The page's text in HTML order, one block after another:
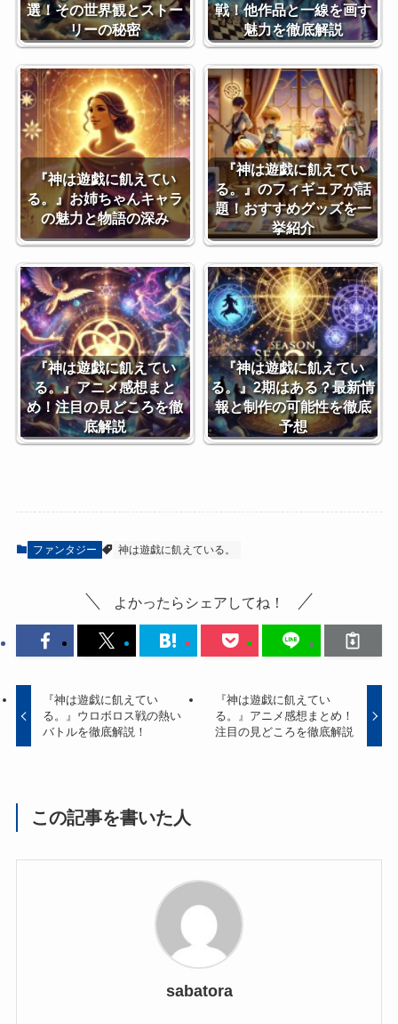
選！その世界観とストー
リーの秘密
戦！他作品と一線を画す
魅力を徹底解説
『神は遊戯に飢えてい
る。』お姉ちゃんキャラ
の魅力と物語の深み
『神は遊戯に飢えてい
る。』のフィギュアが話
題！おすすめグッズを一
挙紹介
『神は遊戯に飢えてい
る。』アニメ感想まと
め！注目の見どころを徹
底解説
『神は遊戯に飢えてい
る。』2期はある？最新情
報と制作の可能性を徹底
予想
ファンタジー 神は遊戯に飢えている。
よかったらシェアしてね！
『神は遊戯に飢えてい
る。』ウロボロス戦の熱い
バトルを徹底解説！
『神は遊戯に飢えてい
る。』アニメ感想まとめ！
注目の見どころを徹底解説
この記事を書いた人
sabatora